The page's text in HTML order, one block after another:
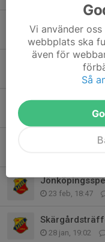
Träningsstart
17 jul, 18:56
12 apr, 19:25
10 apr, 20:05
23 feb, 18:47
28 jan, 19:02
Vi använder
webbplats ska
även för
Så